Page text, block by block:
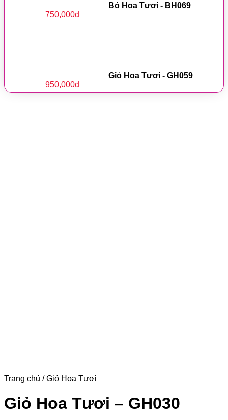
Bó Hoa Tươi - BH069
750,000đ
Giỏ Hoa Tươi - GH059
950,000đ
Trang chủ / Giỏ Hoa Tươi
Giỏ Hoa Tươi – GH030